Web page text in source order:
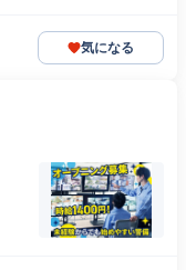
気になる